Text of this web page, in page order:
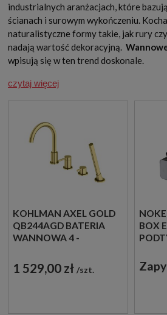
industrialnych aranżacjach, które
ścianach i surowym wykończeniu.
naturalistyczne formy takie, jak rury
nadają wartość dekoracyjną.
wpisują się w ten trend doskonale.
czytaj więcej
KOHLMAN AXEL GOLD
QB244AGD BATERIA
WANNOWA 4 -
1 529,00 zł szt.
BOX